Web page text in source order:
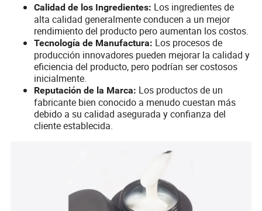
Calidad de los Ingredientes: Los ingredientes de
alta calidad generalmente conducen a un mejor
rendimiento del producto pero aumentan los costos.
Tecnología de Manufactura: Los procesos de
producción innovadores pueden mejorar la calidad y
eficiencia del producto, pero podrían ser costosos
inicialmente.
Reputación de la Marca: Los productos de un
fabricante bien conocido a menudo cuestan más
debido a su calidad asegurada y confianza del
cliente establecida.